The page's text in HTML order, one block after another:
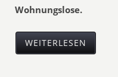
Wohnungslose.
WEITERLESEN